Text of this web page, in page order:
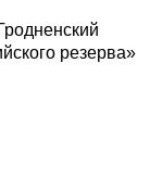
резерва»